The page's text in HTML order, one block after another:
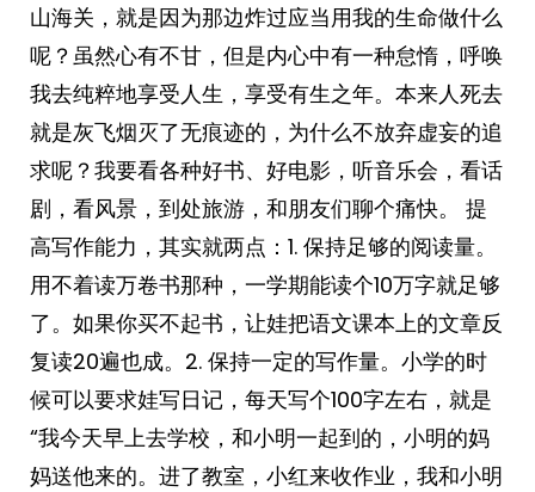
山海关，就是因为那边炸过应当用我的生命做什么
呢？虽然心有不甘，但是内心中有一种怠惰，呼唤
我去纯粹地享受人生，享受有生之年。本来人死去
就是灰飞烟灭了无痕迹的，为什么不放弃虚妄的追
求呢？我要看各种好书、好电影，听音乐会，看话
剧，看风景，到处旅游，和朋友们聊个痛快。 ​​​提
高写作能力，其实就两点：1. 保持足够的阅读量。
用不着读万卷书那种，一学期能读个10万字就足够
了。如果你买不起书，让娃把语文课本上的文章反
复读20遍也成。2. 保持一定的写作量。小学的时
候可以要求娃写日记，每天写个100字左右，就是
“我今天早上去学校，和小明一起到的，小明的妈
妈送他来的。进了教室，小红来收作业，我和小明